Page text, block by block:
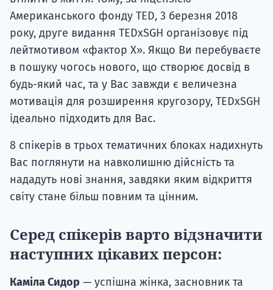
Американського фонду TED, 3 березня 2018
року, друге видання TEDxSGH організовує під
лейтмотивом «фактор Х». Якщо Ви перебуваєте
в пошуку чогось нового, що створює досвід в
будь-який час, та у Вас завжди є величезна
мотивація для розширення кругозору, TEDxSGH
ідеально підходить для Вас.
8 спікерів в трьох тематичних блоках надихнуть
Вас поглянути на навколишню дійсність та
нададуть нові знання, завдяки яким відкриття
світу стане більш повним та цінним.
Серед спікерів варто відзначити
наступних цікавих персон:
Каміла Сидор — успішна жінка, засновник та